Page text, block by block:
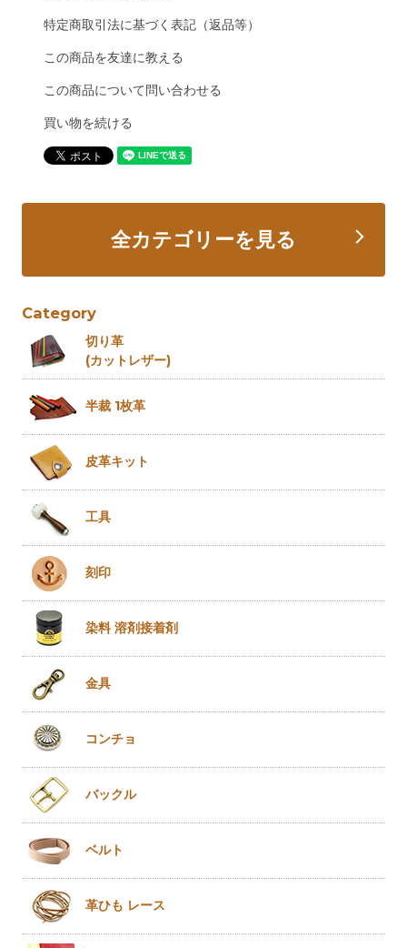
特定商取引法に基づく表記（返品等）
この商品を友達に教える
この商品について問い合わせる
買い物を続ける
全カテゴリーを見る
Category
切り革
(カットレザー)
半裁 1枚革
皮革キット
工具
刻印
染料 溶剤接着剤
金具
コンチョ
バックル
ベルト
革ひも レース